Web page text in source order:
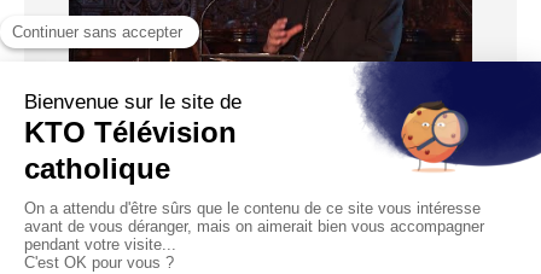
Un nouveau cap pour le diocèse de Paris
Diffusé le 07/09/2021
engagés dans le diocèse de Paris se sont retrouvés autour...